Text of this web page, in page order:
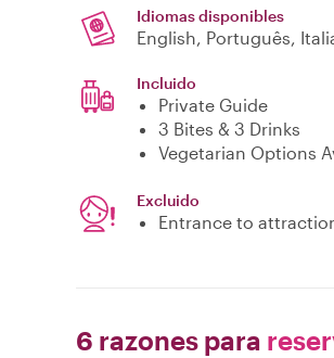
Idiomas disponibles
English, Português,
Incluido
Private Guide
3 Bites & 3 Drinks
Vegetarian Options
Excluido
Entrance to
6 razones para